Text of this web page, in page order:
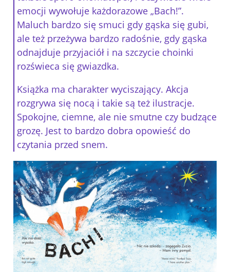
emocji wywołuje każdorazowe „Bach!”.
Maluch bardzo się smuci gdy gąska się gubi,
ale też przeżywa bardzo radośnie, gdy gąska
odnajduje przyjaciół i na szczycie choinki
rozświeca się gwiazdka.
Książka ma charakter wyciszający. Akcja
rozgrywa się nocą i takie są też ilustracje.
Spokojne, ciemne, ale nie smutne czy budzące
grozę. Jest to bardzo dobra opowieść do
czytania przed snem.